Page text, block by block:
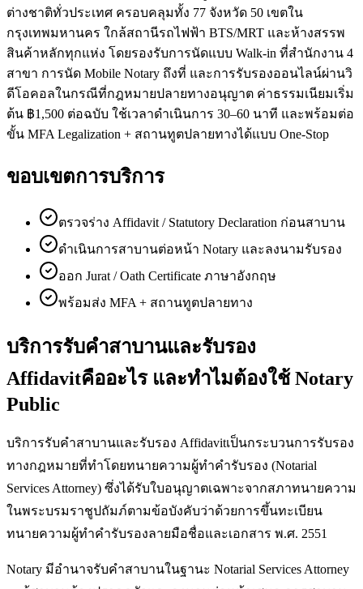
ต่างชาติทั่วประเทศ ครอบคลุมทั้ง 77 จังหวัด 50 เขตใน
กรุงเทพมหานคร ใกล้สถานีรถไฟฟ้า BTS/MRT และห้างสรรพ
สินค้าหลักทุกแห่ง โดยรองรับการนัดแบบ Walk-in ที่สำนักงาน 4
สาขา การนัด Mobile Notary ถึงที่ และการรับรองออนไลน์ผ่านวิ
ดีโอคอลในกรณีที่กฎหมายปลายทางอนุญาต ค่าธรรมเนียมเริ่ม
ต้น ฿1,500 ต่อฉบับ ใช้เวลาดำเนินการ 30–60 นาที และพร้อมต่อ
ขั้น MFA Legalization + สถานทูตปลายทางได้แบบ One-Stop
ขอบเขตการบริการ
ตรวจร่าง Affidavit / Statutory Declaration ก่อนสาบาน
ดำเนินการสาบานต่อหน้า Notary และลงนามรับรอง
ออก Jurat / Oath Certificate ภาษาอังกฤษ
พร้อมส่ง MFA + สถานทูตปลายทาง
บริการรับคำสาบานและรับรอง
Affidavitคืออะไร และทำไมต้องใช้ Notary
Public
บริการรับคำสาบานและรับรอง Affidavitเป็นกระบวนการรับรอง
ทางกฎหมายที่ทำโดยทนายความผู้ทำคำรับรอง (Notarial
Services Attorney) ซึ่งได้รับใบอนุญาตเฉพาะจากสภาทนายความ
ในพระบรมราชูปถัมภ์ตามข้อบังคับว่าด้วยการขึ้นทะเบียน
ทนายความผู้ทำคำรับรองลายมือชื่อและเอกสาร พ.ศ. 2551
Notary มีอำนาจรับคำสาบานในฐานะ Notarial Services Attorney